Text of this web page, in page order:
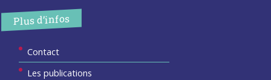
Plus d’infos
Contact
Les publications